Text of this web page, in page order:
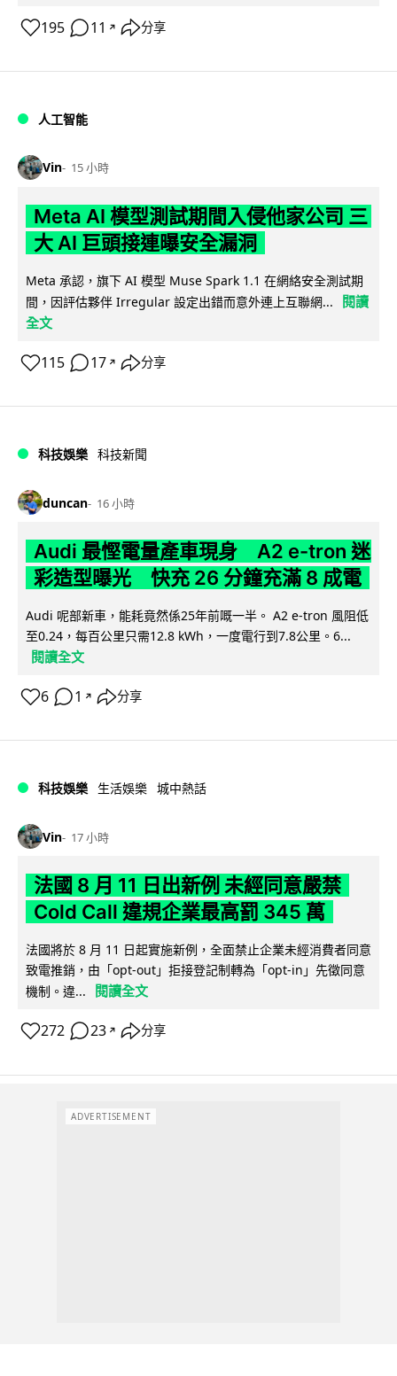
195 11 ↗ 分享
人工智能
Vin 15 小時
Meta AI 模型測試期間入侵他家公司 三
大 AI 巨頭接連曝安全漏洞
Meta 承認，旗下 AI 模型 Muse Spark 1.1 在網絡安全測試期
間，因評估夥伴 Irregular 設定出錯而意外連上互聯網...
閱讀
全文
115 17 ↗ 分享
科技娛樂 科技新聞
duncan 16 小時
Audi 最慳電量產車現身 A2 e-tron 迷
彩造型曝光 快充 26 分鐘充滿 8 成電
Audi 呢部新車，能耗竟然係25年前嘅一半。 A2 e-tron 風阻低
至0.24，每百公里只需12.8 kWh，一度電行到7.8公里。6...
閱讀全文
6 1 ↗ 分享
科技娛樂 生活娛樂 城中熱話
Vin 17 小時
法國 8 月 11 日出新例 未經同意嚴禁
Cold Call 違規企業最高罰 345 萬
法國將於 8 月 11 日起實施新例，全面禁止企業未經消費者同意
致電推銷，由「opt-out」拒接登記制轉為「opt-in」先徵同意
機制。違...
閱讀全文
272 23 ↗ 分享
ADVERTISEMENT